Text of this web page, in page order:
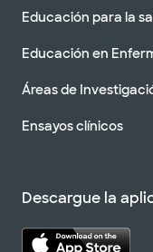
Educación para la
Educación en
Áreas de
Ensayos clínicos
Descargue la